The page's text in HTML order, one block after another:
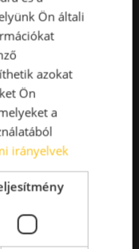
Ön általi
azokat
Ön
a
irányelvek